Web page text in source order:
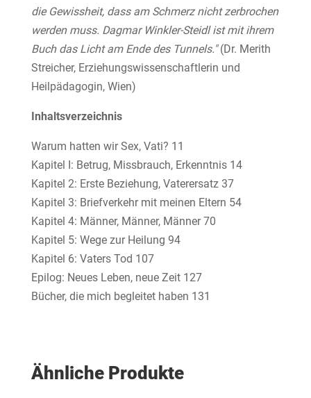
die Gewissheit, dass am Schmerz nicht zerbrochen
werden muss. Dagmar Winkler-Steidl ist mit ihrem
Buch das Licht am Ende des Tunnels."(Dr. Merith
Streicher, Erziehungswissenschaftlerin und
Heilpädagogin, Wien)
Inhaltsverzeichnis
Warum hatten wir Sex, Vati? 11
Kapitel I: Betrug, Missbrauch, Erkenntnis 14
Kapitel 2: Erste Beziehung, Vaterersatz 37
Kapitel 3: Briefverkehr mit meinen Eltern 54
Kapitel 4: Männer, Männer, Männer 70
Kapitel 5: Wege zur Heilung 94
Kapitel 6: Vaters Tod 107
Epilog: Neues Leben, neue Zeit 127
Bücher, die mich begleitet haben 131
Ähnliche Produkte